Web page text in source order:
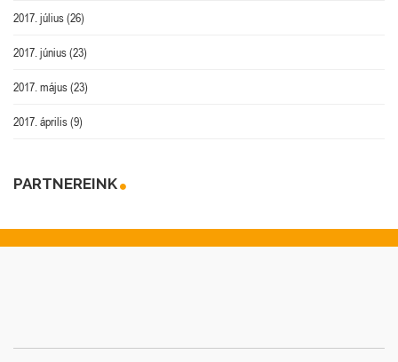
2017. július(26)
2017. június(23)
2017. május(23)
2017. április(9)
PARTNEREINK